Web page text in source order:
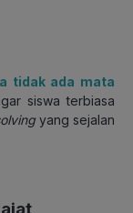
tidak ada mata
siswa terbiasa
yang sejalan